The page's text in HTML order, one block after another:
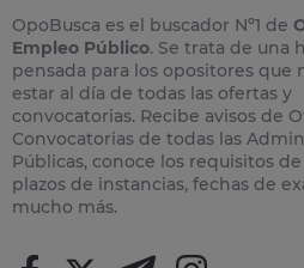
OpoBusca es el buscador Nº1 de
Empleo Público. Se trata de una
pensada para los opositores que
estar al día de todas las ofertas y
convocatorias. Recibe avisos de
Convocatorias de todas las
Públicas, conoce los requisitos de
plazos de instancias, fechas de
mucho más.